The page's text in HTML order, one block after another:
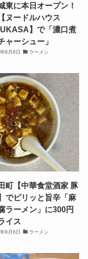
東に本日オープン！
ヌードルハウス
】で「濃口煮
ャーシュー」
8月8日 ラーメン
町【中華食堂酒家 豚
でピリッと旨辛「麻
ラーメン」に300円
イス
8月6日 ラーメン